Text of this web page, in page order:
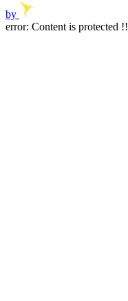
by
error: Content is protected !!